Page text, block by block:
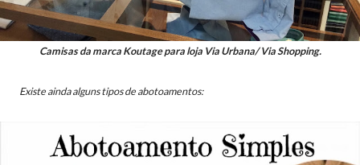
Camisas da marca Koutage para loja Via Urbana/ Via Shopping.
Existe ainda alguns tipos de abotoamentos: